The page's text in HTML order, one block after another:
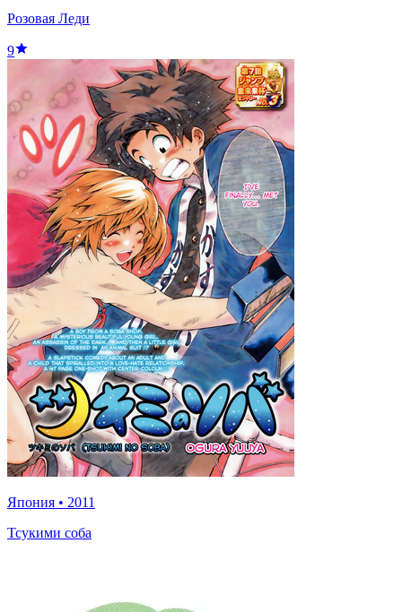
Розовая Леди
9
Япония • 2011
Тсукими соба